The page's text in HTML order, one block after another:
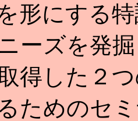
形にする
ーズを発
得した２
ためのセ